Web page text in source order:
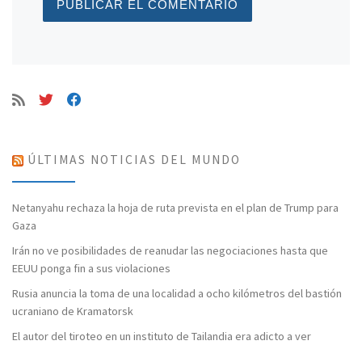
ÚLTIMAS NOTICIAS DEL MUNDO
Netanyahu rechaza la hoja de ruta prevista en el plan de Trump para
Gaza
Irán no ve posibilidades de reanudar las negociaciones hasta que
EEUU ponga fin a sus violaciones
Rusia anuncia la toma de una localidad a ocho kilómetros del bastión
ucraniano de Kramatorsk
El autor del tiroteo en un instituto de Tailandia era adicto a ver